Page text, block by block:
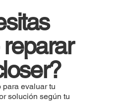
para evaluar tu
solución según tu